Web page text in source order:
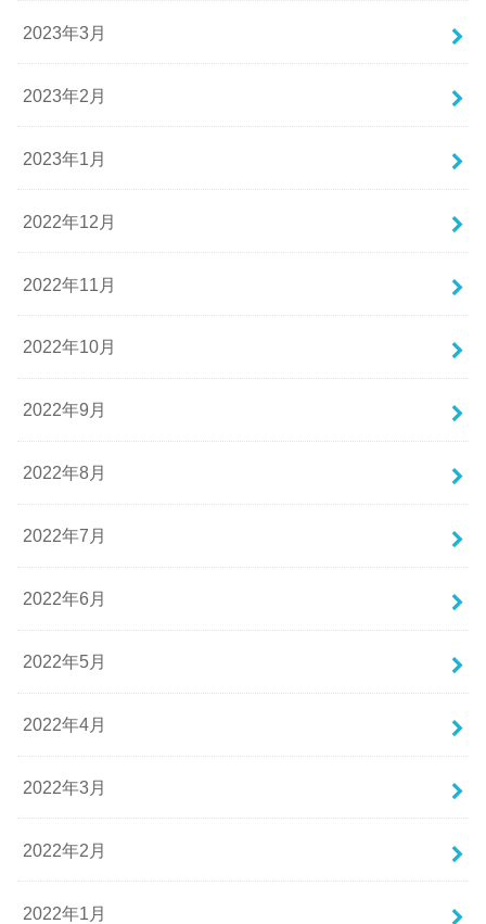
2023年3月
2023年2月
2023年1月
2022年12月
2022年11月
2022年10月
2022年9月
2022年8月
2022年7月
2022年6月
2022年5月
2022年4月
2022年3月
2022年2月
2022年1月